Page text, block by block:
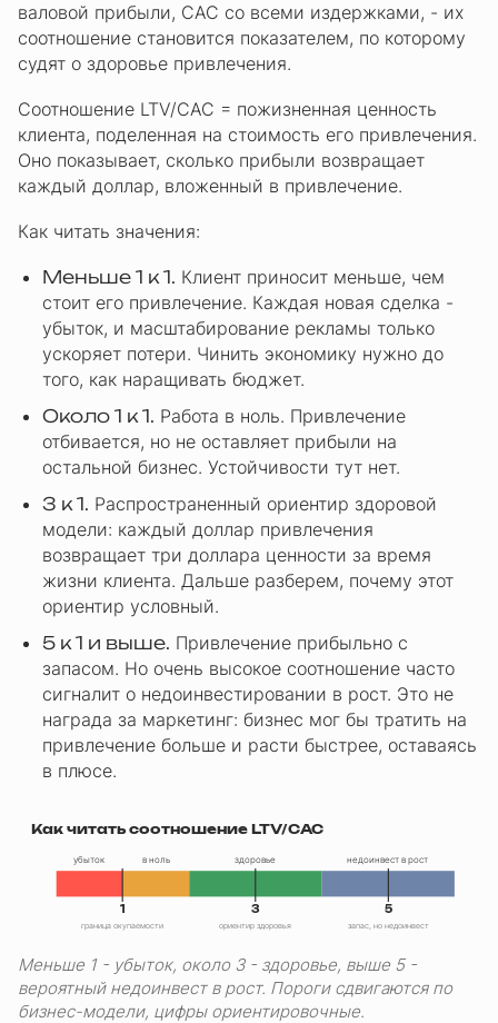
валовой прибыли, CAC со всеми издержками, - их
соотношение становится показателем, по которому
судят о здоровье привлечения.
Соотношение LTV/CAC = пожизненная ценность
клиента, поделенная на стоимость его привлечения.
Оно показывает, сколько прибыли возвращает
каждый доллар, вложенный в привлечение.
Как читать значения:
Меньше 1 к 1. Клиент приносит меньше, чем
стоит его привлечение. Каждая новая сделка -
убыток, и масштабирование рекламы только
ускоряет потери. Чинить экономику нужно до
того, как наращивать бюджет.
Около 1 к 1. Работа в ноль. Привлечение
отбивается, но не оставляет прибыли на
остальной бизнес. Устойчивости тут нет.
3 к 1. Распространенный ориентир здоровой
модели: каждый доллар привлечения
возвращает три доллара ценности за время
жизни клиента. Дальше разберем, почему этот
ориентир условный.
5 к 1 и выше. Привлечение прибыльно с
запасом. Но очень высокое соотношение часто
сигналит о недоинвестировании в рост. Это не
награда за маркетинг: бизнес мог бы тратить на
привлечение больше и расти быстрее, оставаясь
в плюсе.
Как читать соотношение LTV/CAC
убыток в ноль здоровье недоинвест в рост
1 3 5
граница окупаемости ориентир здоровья запас, но недоинвест
Меньше 1 - убыток, около 3 - здоровье, выше 5 -
вероятный недоинвест в рост. Пороги сдвигаются по
бизнес-модели, цифры ориентировочные.